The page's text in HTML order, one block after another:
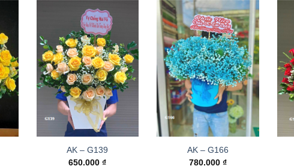
AK – G139
650.000₫
AK – G166
780.000₫